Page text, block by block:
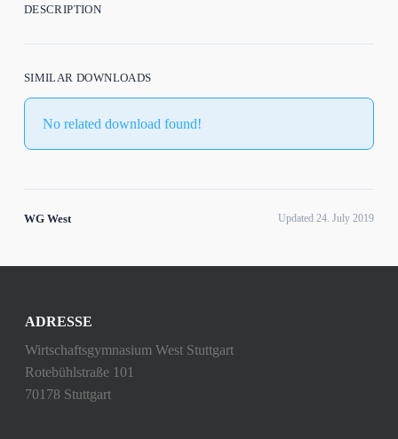
DESCRIPTION
SIMILAR DOWNLOADS
No related download found!
WG West Updated 24. July 2019
ADRESSE
Wirtschaftsgymnasium West Stuttgart
Rotebühlstraße 101
70178 Stuttgart